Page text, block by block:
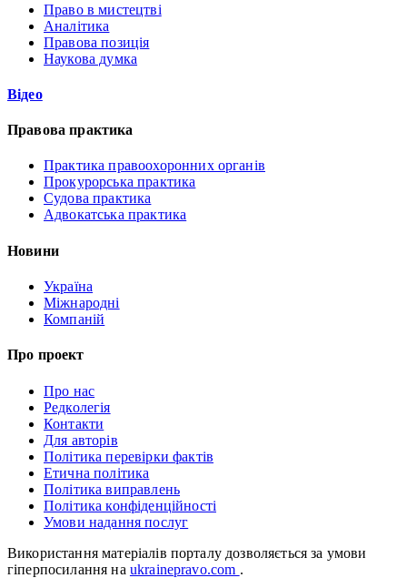
Право в мистецтві
Аналітика
Правова позиція
Наукова думка
Відео
Правова практика
Практика правоохоронних органів
Прокурорська практика
Судова практика
Адвокатська практика
Новини
Україна
Міжнародні
Компаній
Про проект
Про нас
Редколегія
Контакти
Для авторів
Політика перевірки фактів
Етична політика
Політика виправлень
Політика конфіденційності
Умови надання послуг
Використання матеріалів порталу дозволяється за умови
гіперпосилання на ukrainepravo.com .